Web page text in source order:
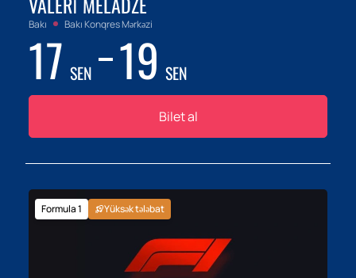
Bakı Bakı Konqres Mərkəzi
17 SEN 19 SEN
Bilet al
Formula 1 Yüksək tələbat